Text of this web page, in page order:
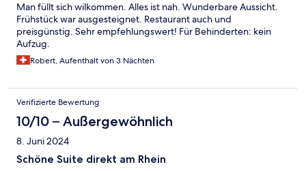
Man füllt sich wilkommen. Alles ist nah. Wunderbare Aussicht.
Frühstück war ausgesteignet. Restaurant auch und
preisgünstig. Sehr empfehlungswert! Für Behinderten: kein
Aufzug.
Robert, Aufenthalt von 3 Nächten
Verifizierte Bewertung
10/10 – Außergewöhnlich
8. Juni 2024
Schöne Suite direkt am Rhein